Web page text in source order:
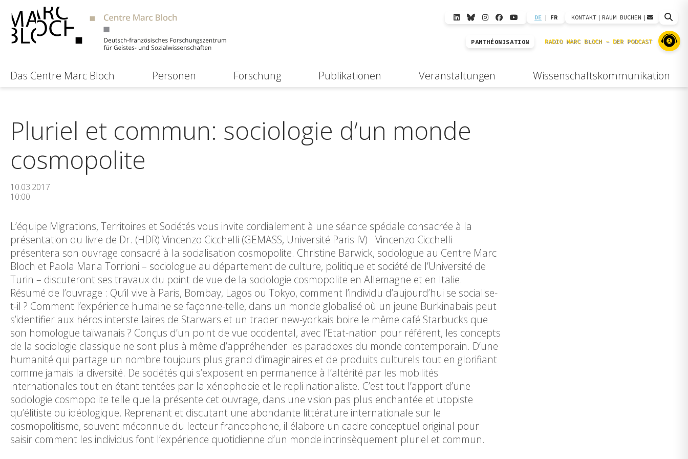
DE | FR KONTAKT | RAUM BUCHEN |
PANTHÉONISATION
Das Centre Marc Bloch Personen Forschung Publikationen Veranstaltungen Wissenschaftskommunikation
Pluriel et commun: sociologie d’un monde
cosmopolite
10.03.2017
10:00
L’équipe Migrations, Territoires et Sociétés vous invite cordialement à une séance spéciale consacrée à la
présentation du livre de Dr. (HDR) Vincenzo Cicchelli (GEMASS, Université Paris IV) Vincenzo Cicchelli
présentera son ouvrage consacré à la socialisation cosmopolite. Christine Barwick, sociologue au Centre Marc
Bloch et Paola Maria Torrioni – sociologue au département de culture, politique et société de l’Université de
Turin – discuteront ses travaux du point de vue de la sociologie cosmopolite en Allemagne et en Italie.
Résumé de l’ouvrage : Qu’il vive à Paris, Bombay, Lagos ou Tokyo, comment l’individu d’aujourd’hui se socialise-
t-il ? Comment l’expérience humaine se façonne-telle, dans un monde globalisé où un jeune Burkinabais peut
s’identifier aux héros interstellaires de Starwars et un trader new-yorkais boire le même café Starbucks que
son homologue taïwanais ? Conçus d’un point de vue occidental, avec l’Etat-nation pour référent, les concepts
de la sociologie classique ne sont plus à même d’appréhender les paradoxes du monde contemporain. D’une
humanité qui partage un nombre toujours plus grand d’imaginaires et de produits culturels tout en glorifiant
comme jamais la diversité. De sociétés qui s’exposent en permanence à l’altérité par les mobilités
internationales tout en étant tentées par la xénophobie et le repli nationaliste. C’est tout l’apport d’une
sociologie cosmopolite telle que la présente cet ouvrage, dans une vision pas plus enchantée et utopiste
qu’élitiste ou idéologique. Reprenant et discutant une abondante littérature internationale sur le
cosmopolitisme, souvent méconnue du lecteur francophone, il élabore un cadre conceptuel original pour
saisir comment les individus font l’expérience quotidienne d’un monde intrinsèquement pluriel et commun.